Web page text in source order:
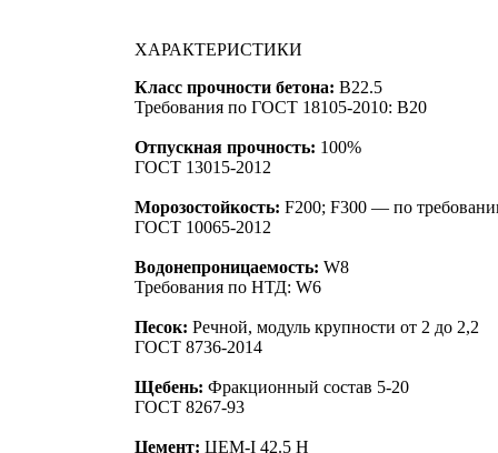
ХАРАКТЕРИСТИКИ
Класс прочности бетона: B22.5
Требования по ГОСТ 18105-2010: B20
Отпускная прочность: 100%
ГОСТ 13015-2012
Морозостойкость: F200; F300 — по
ГОСТ 10065-2012
Водонепроницаемость: W8
Требования по НТД: W6
Песок: Речной, модуль крупности от 2 до 2,2
ГОСТ 8736-2014
Щебень: Фракционный состав 5-20
ГОСТ 8267-93
Цемент: ЦЕМ-I 42.5 Н